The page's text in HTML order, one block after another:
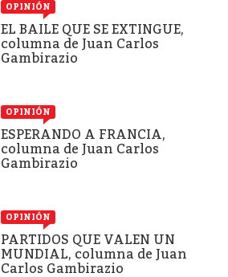
OPINIÓN
EL BAILE QUE SE EXTINGUE,
columna de Juan Carlos
Gambirazio
OPINIÓN
ESPERANDO A FRANCIA,
columna de Juan Carlos
Gambirazio
OPINIÓN
PARTIDOS QUE VALEN UN
MUNDIAL, columna de Juan
Carlos Gambirazio